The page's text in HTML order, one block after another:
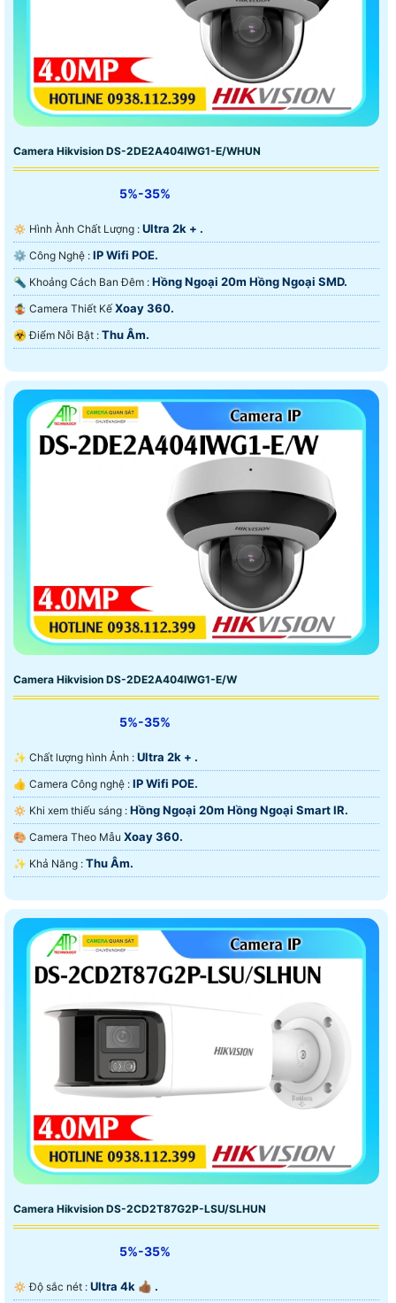
Camera Hikvision DS-2DE2A404IWG1-E/WHUN
5%-35%
🔅 Hình Ành Chất Lượng : Ultra 2k + .
⚙ Công Nghệ : IP Wifi POE.
🔦 Khoảng Cách Ban Đêm : Hồng Ngoại 20m Hồng Ngoại SMD.
🤹 Camera Thiết Kế Xoay 360.
️☣️ Điểm Nỗi Bật : Thu Âm.
Camera Hikvision DS-2DE2A404IWG1-E/W
5%-35%
✨ Chất lượng hình Ảnh : Ultra 2k + .
👍 Camera Công nghệ : IP Wifi POE.
🔅 Khi xem thiếu sáng : Hồng Ngoại 20m Hồng Ngoại Smart IR.
🎨 Camera Theo Mẫu Xoay 360.
️✨ Khả Năng : Thu Âm.
Camera Hikvision DS-2CD2T87G2P-LSU/SLHUN
5%-35%
🔅 Độ sắc nét : Ultra 4k 👍🏾 .